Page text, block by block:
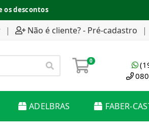
os descontos
| Não é cliente? - Pré-cadastro |
0
ADELBRAS FABER-